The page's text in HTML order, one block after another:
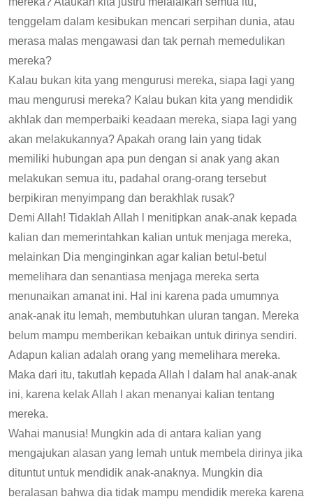
tenggelam dalam kesibukan mencari serpihan dunia, atau
merasa malas mengawasi dan tak pernah memedulikan
mereka?
Kalau bukan kita yang mengurusi mereka, siapa lagi yang
mau mengurusi mereka? Kalau bukan kita yang mendidik
akhlak dan memperbaiki keadaan mereka, siapa lagi yang
akan melakukannya? Apakah orang lain yang tidak
memiliki hubungan apa pun dengan si anak yang akan
melakukan semua itu, padahal orang-orang tersebut
berpikiran menyimpang dan berakhlak rusak?
Demi Allah! Tidaklah Allah l menitipkan anak-anak kepada
kalian dan memerintahkan kalian untuk menjaga mereka,
melainkan Dia menginginkan agar kalian betul-betul
memelihara dan senantiasa menjaga mereka serta
menunaikan amanat ini. Hal ini karena pada umumnya
anak-anak itu lemah, membutuhkan uluran tangan. Mereka
belum mampu memberikan kebaikan untuk dirinya sendiri.
Adapun kalian adalah orang yang memelihara mereka.
Maka dari itu, takutlah kepada Allah l dalam hal anak-anak
ini, karena kelak Allah l akan menanyai kalian tentang
mereka.
Wahai manusia! Mungkin ada di antara kalian yang
mengajukan alasan yang lemah untuk membela dirinya jika
dituntut untuk mendidik anak-anaknya. Mungkin dia
beralasan bahwa dia tidak mampu mendidik mereka karena